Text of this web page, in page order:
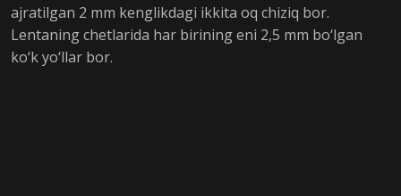
ajratilgan 2 mm kenglikdagi ikkita oq chiziq bor.
Lentaning chetlarida har birining eni 2,5 mm bo‘lgan
ko‘k yo‘llar bor.